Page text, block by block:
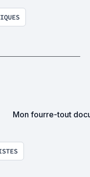
Mon fourre-tout